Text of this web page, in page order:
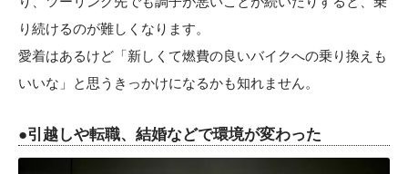
り続けるのが難しくなります。
愛着はあるけど「新しくて燃費の良いバイクへの乗り換えも
いいな」と思うきっかけになるかも知れません。
●引越しや転職、結婚などで環境が変わった